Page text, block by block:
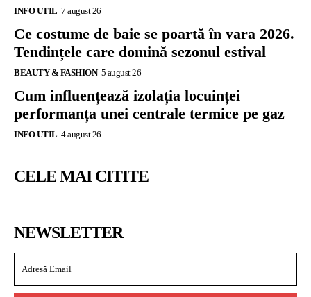
INFO UTIL 7 august 26
Ce costume de baie se poartă în vara 2026.
Tendințele care domină sezonul estival
BEAUTY & FASHION 5 august 26
Cum influențează izolația locuinței
performanța unei centrale termice pe gaz
INFO UTIL 4 august 26
CELE MAI CITITE
NEWSLETTER